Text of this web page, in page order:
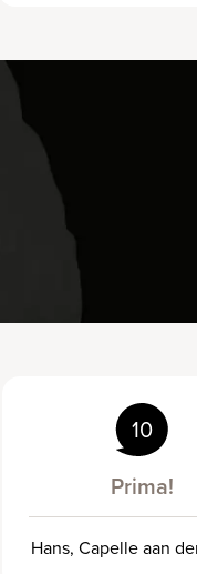
10
Prima!
Hans, Capelle aan